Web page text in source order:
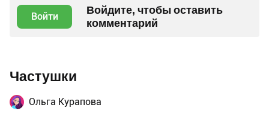
Войти
Войдите, чтобы оставить
комментарий
Частушки
Ольга Курапова